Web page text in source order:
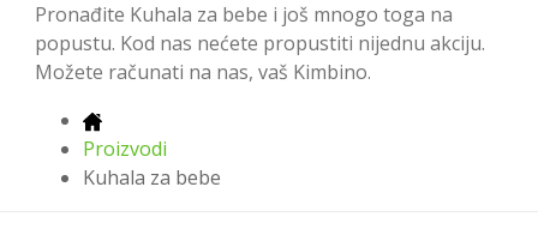
Pronađite Kuhala za bebe i još mnogo toga na
popustu. Kod nas nećete propustiti nijednu akciju.
Možete računati na nas, vaš Kimbino.
Proizvodi
Kuhala za bebe